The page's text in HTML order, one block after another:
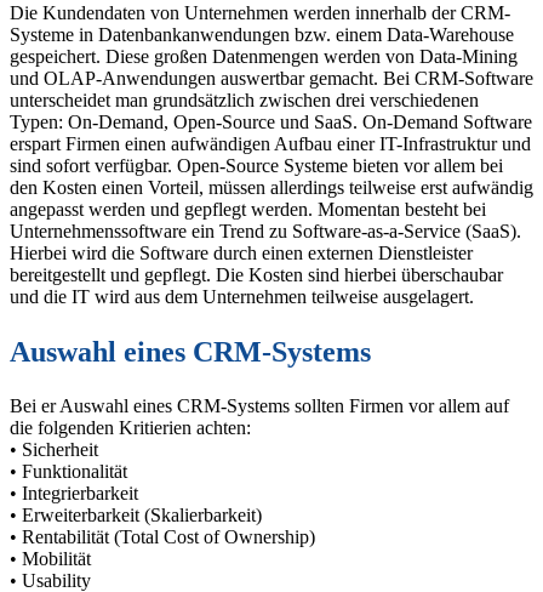
Die Kundendaten von Unternehmen werden innerhalb der CRM-
Systeme in Datenbankanwendungen bzw. einem Data-Warehouse
gespeichert. Diese großen Datenmengen werden von Data-Mining
und OLAP-Anwendungen auswertbar gemacht. Bei CRM-Software
unterscheidet man grundsätzlich zwischen drei verschiedenen
Typen: On-Demand, Open-Source und SaaS. On-Demand Software
erspart Firmen einen aufwändigen Aufbau einer IT-Infrastruktur und
sind sofort verfügbar. Open-Source Systeme bieten vor allem bei
den Kosten einen Vorteil, müssen allerdings teilweise erst aufwändig
angepasst werden und gepflegt werden. Momentan besteht bei
Unternehmenssoftware ein Trend zu Software-as-a-Service (SaaS).
Hierbei wird die Software durch einen externen Dienstleister
bereitgestellt und gepflegt. Die Kosten sind hierbei überschaubar
und die IT wird aus dem Unternehmen teilweise ausgelagert.
Auswahl eines CRM-Systems
Bei er Auswahl eines CRM-Systems sollten Firmen vor allem auf
die folgenden Kritierien achten:
• Sicherheit
• Funktionalität
• Integrierbarkeit
• Erweiterbarkeit (Skalierbarkeit)
• Rentabilität (Total Cost of Ownership)
• Mobilität
• Usability